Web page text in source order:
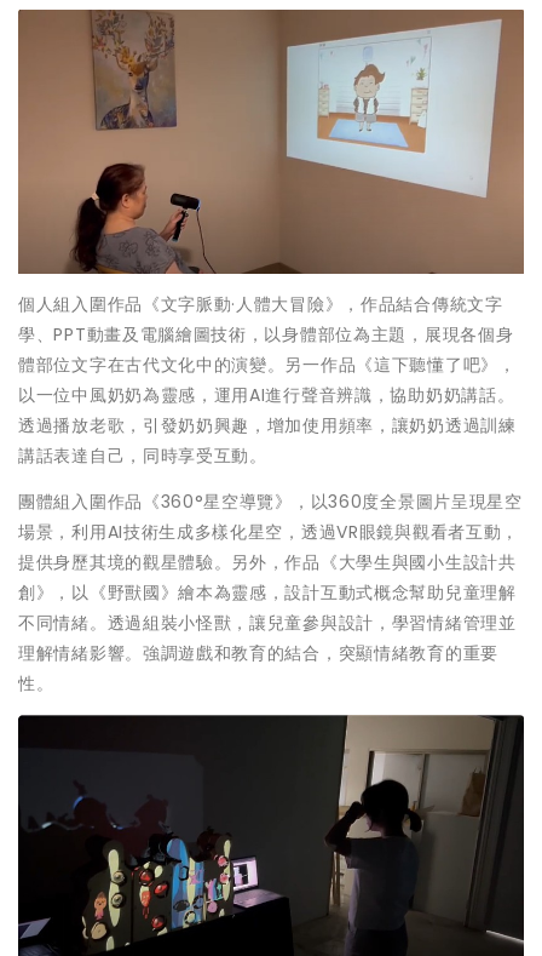
個人組入圍作品《文字脈動·人體大冒險》，作品結合傳統文字
學、PPT動畫及電腦繪圖技術，以身體部位為主題，展現各個身
體部位文字在古代文化中的演變。另一作品《這下聽懂了吧》，
以一位中風奶奶為靈感，運用AI進行聲音辨識，協助奶奶講話。
透過播放老歌，引發奶奶興趣，增加使用頻率，讓奶奶透過訓練
講話表達自己，同時享受互動。
團體組入圍作品《360°星空導覽》，以360度全景圖片呈現星空
場景，利用AI技術生成多樣化星空，透過VR眼鏡與觀看者互動，
提供身歷其境的觀星體驗。另外，作品《大學生與國小生設計共
創》，以《野獸國》繪本為靈感，設計互動式概念幫助兒童理解
不同情緒。透過組裝小怪獸，讓兒童參與設計，學習情緒管理並
理解情緒影響。強調遊戲和教育的結合，突顯情緒教育的重要
性。